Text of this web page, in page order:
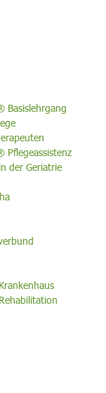
Basislehrgang
Pflegeassistenz
der Geriatrie